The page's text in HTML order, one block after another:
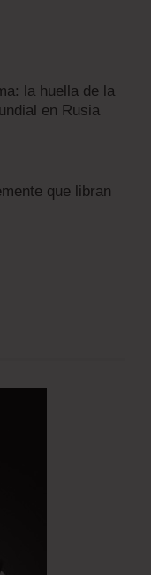
la huella de la
en Rusia
que libran